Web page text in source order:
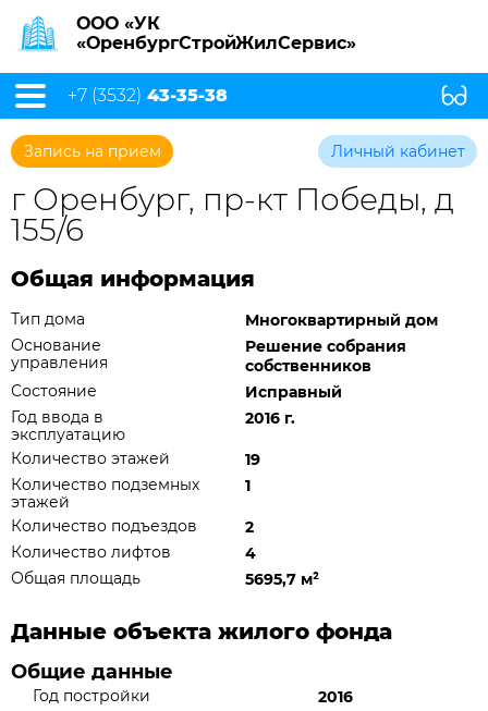
ООО «УК
«ОренбургСтройЖилСервис»
+7 (3532) 43-35-38
Запись на прием Личный кабинет
г Оренбург, пр-кт Победы, д
155/6
Общая информация
Тип дома
Многоквартирный дом
Основание
управления
Решение собрания
собственников
Состояние
Исправный
Год ввода в
эксплуатацию
2016 г.
Количество этажей
19
Количество подземных
этажей
1
Количество подъездов
2
Количество лифтов
4
Общая площадь
5695,7 м²
Данные объекта жилого фонда
Общие данные
Год постройки
2016